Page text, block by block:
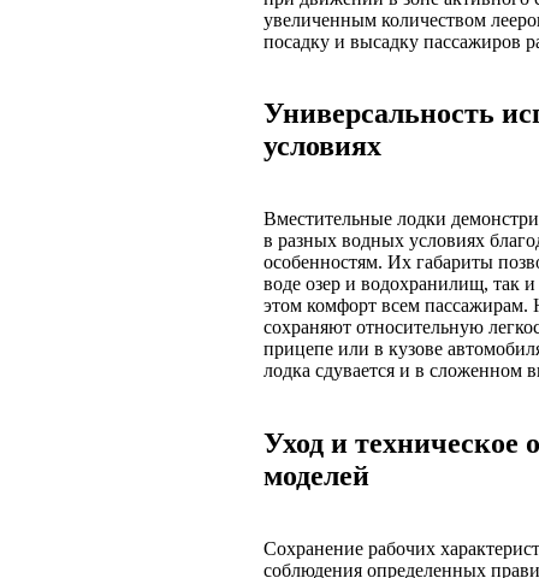
увеличенным количеством
посадку и высадку пассажиров
Универсальность
условиях
Вместительные лодки
в разных водных условиях
особенностям. Их габариты
воде озер и водохранилищ, так
этом комфорт всем
сохраняют относительную
прицепе или в кузове
лодка сдувается и в сложенном
Уход и техническое
моделей
Сохранение рабочих
соблюдения определенных